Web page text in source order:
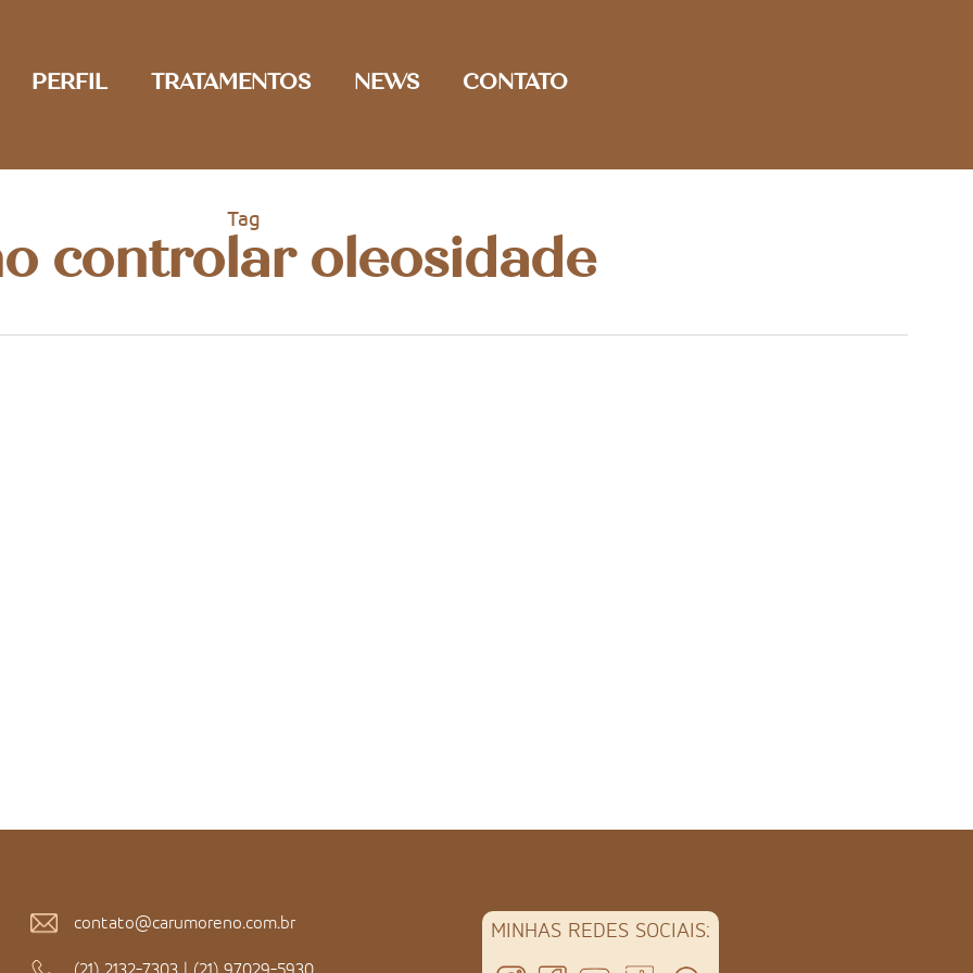
PERFIL TRATAMENTOS NEWS CONTATO
Tag
controlar oleosidade
contato@carumoreno.com.br
(21) 2132-7303 | (21) 97029-5930
MINHAS REDES SOCIAIS: